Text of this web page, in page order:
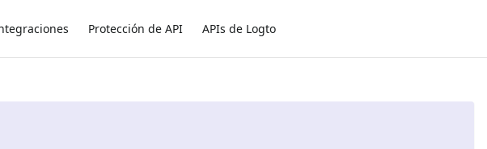
Protección de API APIs de Logto